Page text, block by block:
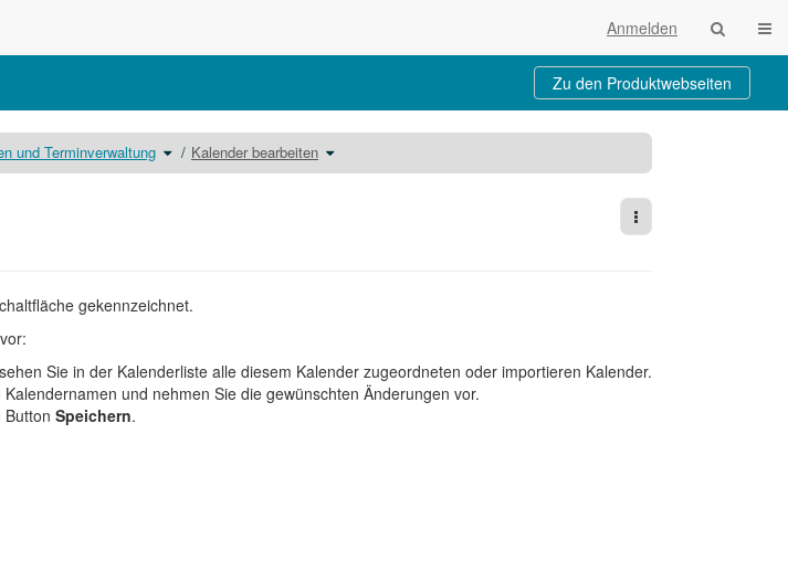
Anmelden
Zu den Produktwebseiten
und Terminverwaltung Schalte
denVerzeichnisbaum
unter
Kalenderfunktionen
Kalender bearbeiten Schalte
den
unter
Kalender
Weitere Aktionen
gekennzeichnet.
Sie in der Kalenderliste alle diesem Kalender zugeordneten oder importieren Kalender.
Kalendernamen und nehmen Sie die gewünschten Änderungen vor.
Button Speichern.